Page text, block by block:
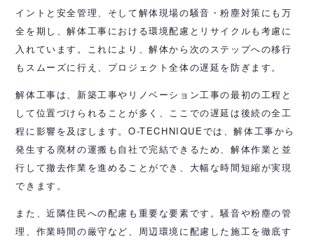
イントと安全管理、そして解体現場の騒音・粉塵対策にも万
全を期し、解体工事における環境配慮とリサイクルも考慮に
入れています。これにより、解体から次のステップへの移行
もスムーズに行え、プロジェクト全体の遅延を防ぎます。
解体工事は、新築工事やリノベーション工事の最初の工程と
して位置づけられることが多く、ここでの遅延は後続の全工
程に影響を及ぼします。O-TECHNIQUEでは、解体工事から
発生する廃材の運搬も自社で完結できるため、解体作業と並
行して撤去作業を進めることができ、大幅な時間短縮が実現
できます。
また、近隣住民への配慮も重要な要素です。騒音や粉塵の管
理、作業時間の厳守など、周辺環境に配慮した施工を徹底す